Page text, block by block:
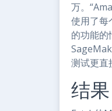
万。
使用了每
的功能的
测试更直
结